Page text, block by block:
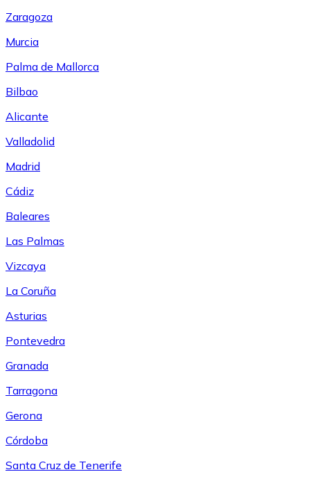
Zaragoza
Murcia
Palma de Mallorca
Bilbao
Alicante
Valladolid
Madrid
Cádiz
Baleares
Las Palmas
Vizcaya
La Coruña
Asturias
Pontevedra
Granada
Tarragona
Gerona
Córdoba
Santa Cruz de Tenerife